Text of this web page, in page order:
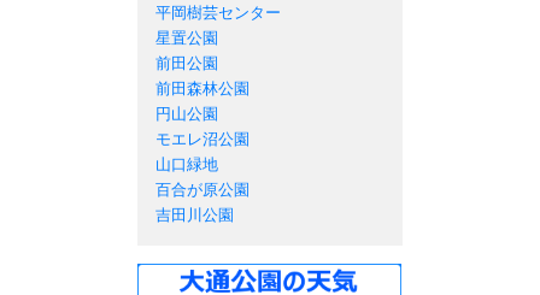
平岡樹芸センター
星置公園
前田公園
前田森林公園
円山公園
モエレ沼公園
山口緑地
百合が原公園
吉田川公園